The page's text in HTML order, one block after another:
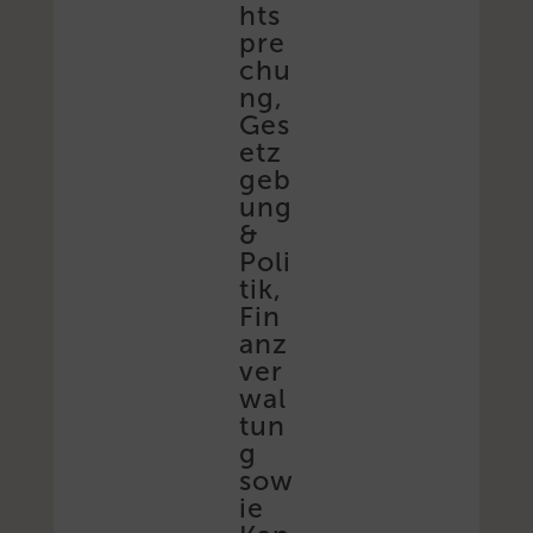
hts
pre
chu
ng,
Ges
etz
geb
ung
&
Poli
tik,
Fin
anz
ver
wal
tun
g
sow
ie